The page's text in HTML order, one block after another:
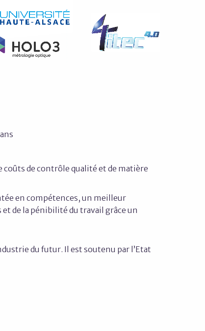
de contrôle qualité et de matière
en compétences, un meilleur
de la pénibilité du travail grâce un
du futur. Il est soutenu par l’Etat